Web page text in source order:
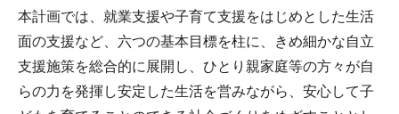
本計画では、就業支援や子育て支援をはじめとした生活
面の支援など、六つの基本目標を柱に、きめ細かな自立
支援施策を総合的に展開し、ひとり親家庭等の方々が自
らの力を発揮し安定した生活を営みながら、安心して子